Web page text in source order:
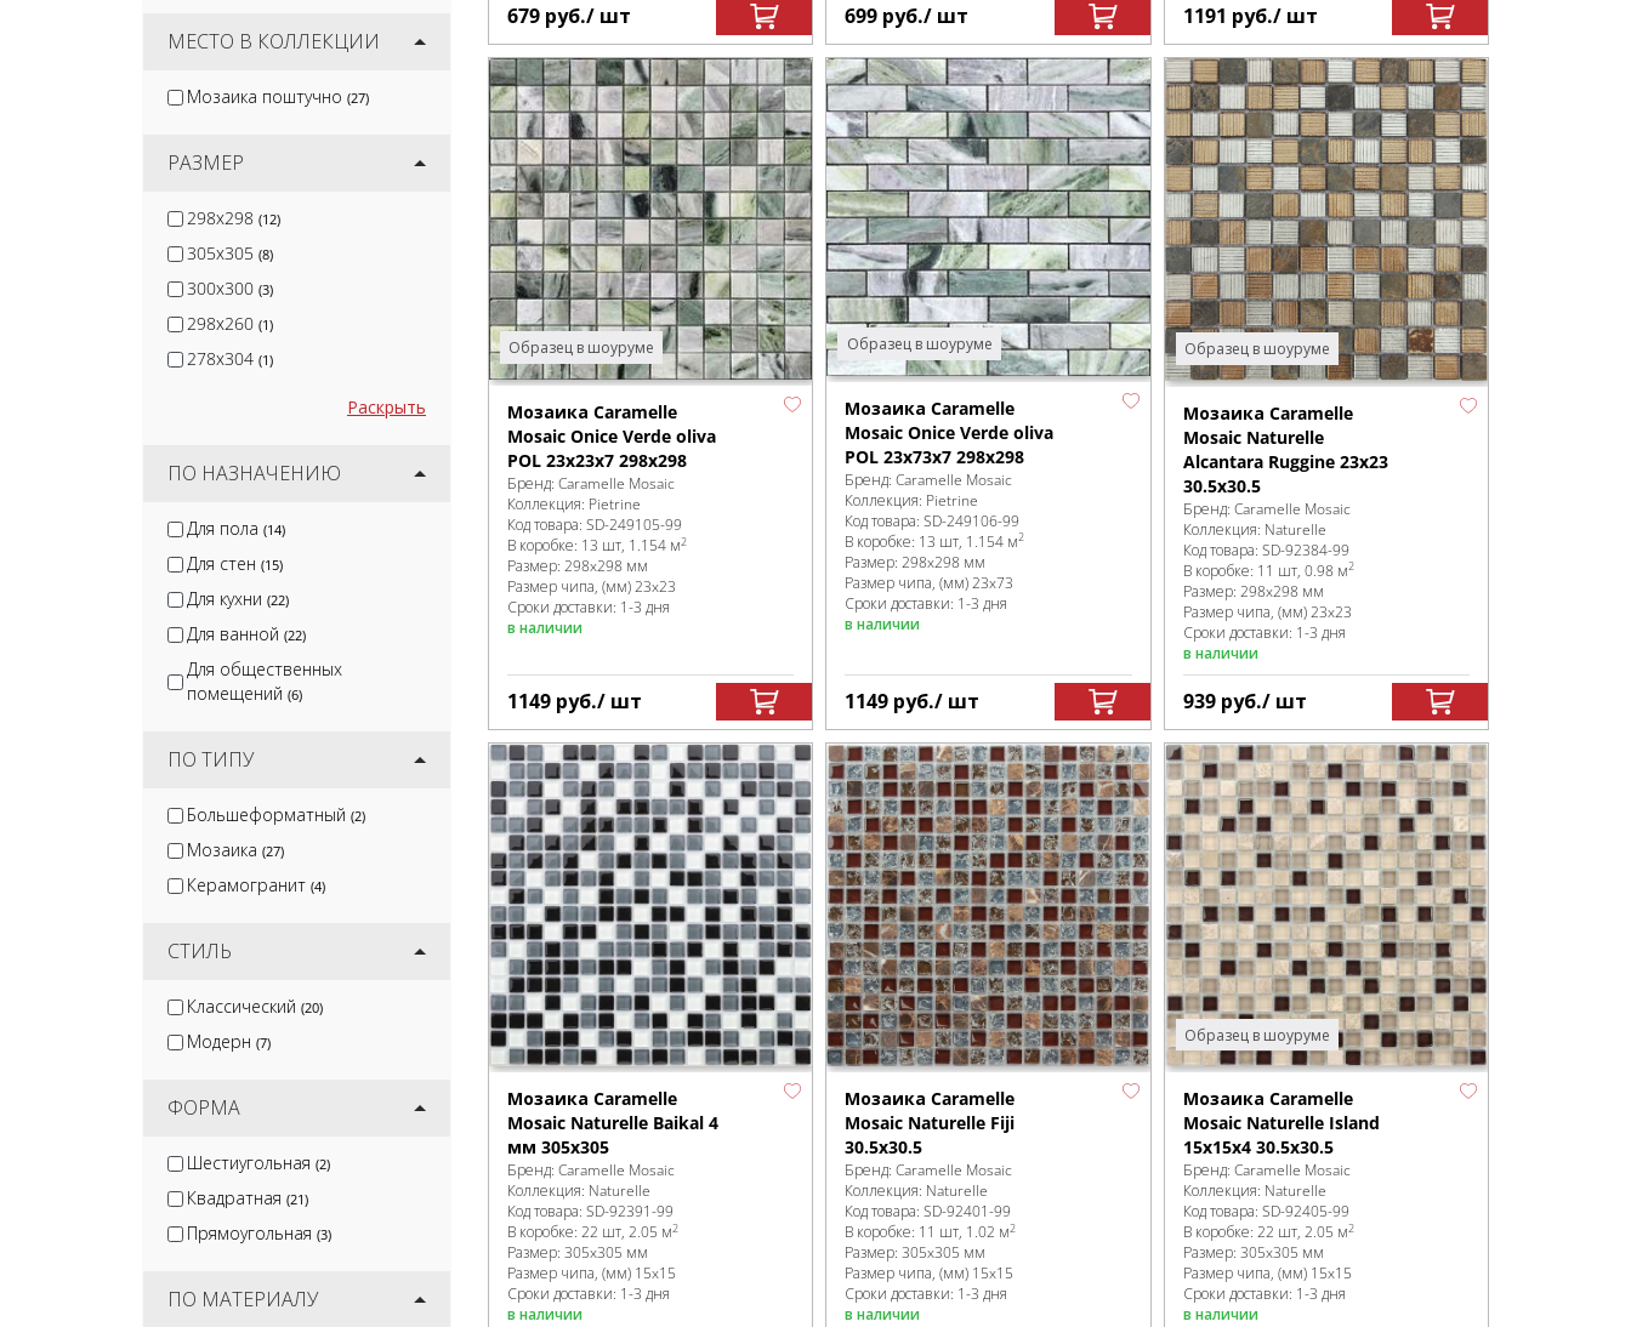
МЕСТО В КОЛЛЕКЦИИ
Мозаика поштучно (27)
РАЗМЕР
298x298 (12)
305x305 (8)
300x300 (3)
298x260 (1)
278x304 (1)
Раскрыть
ПО НАЗНАЧЕНИЮ
Для пола (14)
Для стен (15)
Для кухни (22)
Для ванной (22)
Для общественных
помещений (6)
ПО ТИПУ
Большеформатный (2)
Мозаика (27)
Керамогранит (4)
СТИЛЬ
Классический (20)
Модерн (7)
ФОРМА
Шестиугольная (2)
Квадратная (21)
Прямоугольная (3)
ПО МАТЕРИАЛУ
679 руб./ шт 699 руб./ шт 1191 руб./ шт
Образец в шоуруме
Мозаика Caramelle
Mosaic Onice Verde oliva
POL 23x23x7 298x298
Бренд: Caramelle Mosaic
Коллекция: Pietrine
Код товара: SD-249105-99
В коробке: 13 шт, 1.154 м2
Размер: 298x298 мм
Размер чипа, (мм)23x23
Сроки доставки: 1-3 дня
в наличии
1149 руб./ шт
Образец в шоуруме
Мозаика Caramelle
Mosaic Onice Verde oliva
POL 23x73x7 298x298
Бренд:Caramelle Mosaic
Коллекция: Pietrine
Код товара:SD-249106-99
В коробке: 13 шт, 1.154 м2
Размер:298x298 мм
Размер чипа, (мм)23x73
Сроки доставки: 1-3 дня
в наличии
1149 руб./ шт
Образец в шоуруме
Мозаика Caramelle
Mosaic Naturelle
Alcantara Ruggine 23x23
30.5х30.5
Бренд: Caramelle Mosaic
Коллекция: Naturelle
Код товара: SD-92384-99
В коробке: 11 шт, 0.98 м2
Размер: 298x298 мм
Размер чипа, (мм)23x23
Сроки доставки: 1-3 дня
в наличии
939 руб./ шт
Мозаика Caramelle
Mosaic Naturelle Baikal 4
мм 305x305
Бренд: Caramelle Mosaic
Коллекция: Naturelle
Код товара: SD-92391-99
В коробке: 22 шт, 2.05 м2
Размер: 305x305 мм
Размер чипа, (мм) 15x15
Сроки доставки: 1-3 дня
в наличии
Мозаика Caramelle
Mosaic Naturelle Fiji
30.5x30.5
Бренд:Caramelle Mosaic
Коллекция: Naturelle
Код товара:SD-92401-99
В коробке: 11 шт, 1.02 м2
Размер:305x305 мм
Размер чипа, (мм) 15x15
Сроки доставки: 1-3 дня
в наличии
Образец в шоуруме
Мозаика Caramelle
Mosaic Naturelle Island
15x15x4 30.5x30.5
Бренд: Caramelle Mosaic
Коллекция: Naturelle
Код товара: SD-92405-99
В коробке: 22 шт, 2.05 м2
Размер: 305x305 мм
Размер чипа, (мм) 15x15
Сроки доставки: 1-3 дня
в наличии